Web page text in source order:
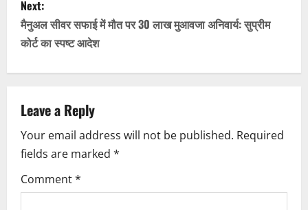
t
n
a
v
i
g
a
Next:
मैनुअल सीवर सफाई में मौत पर 30 लाख मुआवजा अनिवार्य: सुप्रीम
कोर्ट का स्पष्ट आदेश
Leave a Reply
Your email address will not be published. Required
fields are marked *
Comment*